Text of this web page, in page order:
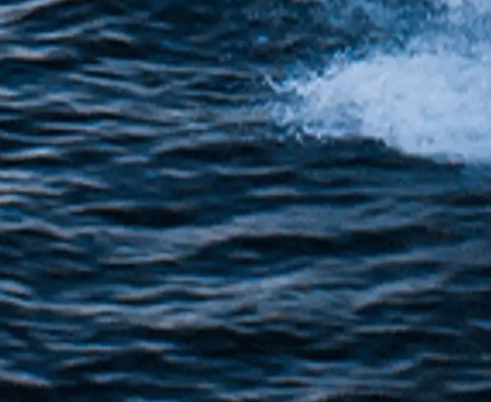
Mapa Witryny
Kontakt
Preferencje Plików